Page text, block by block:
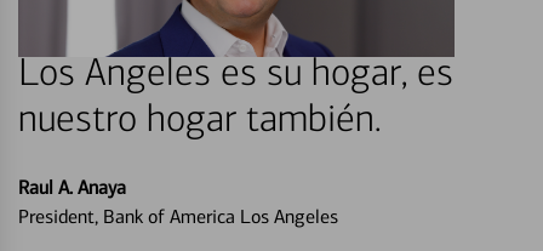
Los Angeles es su hogar, es
nuestro hogar también.
Raul A. Anaya
President, Bank of America Los Angeles